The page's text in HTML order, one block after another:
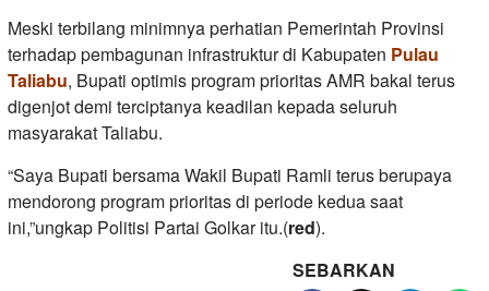
Meski terbilang minimnya perhatian Pemerintah Provinsi
terhadap pembagunan infrastruktur di Kabupaten Pulau
Taliabu, Bupati optimis program prioritas AMR bakal terus
digenjot demi terciptanya keadilan kepada seluruh
masyarakat Taliabu.
“Saya Bupati bersama Wakil Bupati Ramli terus berupaya
mendorong program prioritas di periode kedua saat
ini,”ungkap Politisi Partai Golkar itu.(red).
SEBARKAN